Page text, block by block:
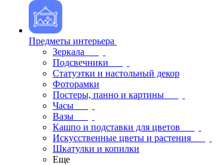
Предметы интерьера
Зеркала
Подсвечники
Статуэтки и настольный декор
Фоторамки
Постеры, панно и картины
Часы
Вазы
Кашпо и подставки для цветов
Искусственные цветы и растения
Шкатулки и копилки
Еще